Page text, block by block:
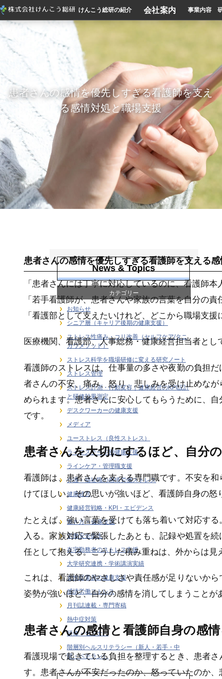
けんこう総研の紹介 会社案内 事業内容
患者さんの感情を優先しすぎる看護師を支え
る感情対処と職場支援
患者さんの感情を優先しすぎる看護師を支える
「患者さんには丁寧に対応しているのに、看護師
「若手看護師が、患者さんや家族の言葉を自分の
「看護部として支えたいけれど、どこから職場支
医療機関、看護部、人事総務・健康経営担当者と
看護師のストレスは、仕事量の多さや夜勤の負担
者さんの不安、痛み、怒り、悲しみを受け止めな
められます。患者さんに安心してもらうために、
です。
患者さんを大切にするほど、自分
看護師は、患者さんを支える専門職です。不安を
けてほしい。その思いが強いほど、看護師自身の
たとえば、強い言葉を受けても落ち着いて対応す
入る。家族対応で緊張したあとも、記録や処置を
任として抱える。こうした積み重ねは、外からは見
これは、看護師のやさしさや責任感が足りないか
姿勢が強いほど、自分の感情を消してしまうことが
患者さんの感情と看護師自身の感
看護現場で起きている負担を整理するとき、患者
す。患者さんが不安だったのか、怒っていたのか
News & Topics
カテゴリー
お知らせ
シニア層（キャリア後期の健康支援）
ストレス性痛み・コリ改善（セルフケア/タニ
カワメソッド）
ストレス科学を職場研修に変える研究ノート
ストレス管理
ストレス計測・行動変容｜健康経営のKPI設計
と研修効果測定
デスクワーカーの健康支援
メディア
ユーストレス（良性ストレス）
ライフステージ別健康支援
ラインケア・管理職支援
介護・福祉職の感情労働ストレス
健康経営
健康経営戦略・KPI・エビデンス
働き方 × 健康支援
労働安全衛生
在宅勤務者のストレス支援
大学研究連携・学術講演実績
女性従業員の健康支援
感情労働ストレス
月刊誌連載・専門寄稿
熱中症対策
研修・セミナー
階層別ヘルスリテラシー（新人・若手・中
堅・ベテラン）